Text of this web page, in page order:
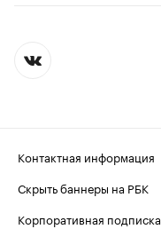
Контактная информация
Скрыть баннеры на РБК
Корпоративная подписка